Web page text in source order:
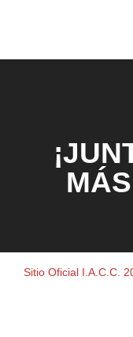
Sitio Oficial I.A.C.C.